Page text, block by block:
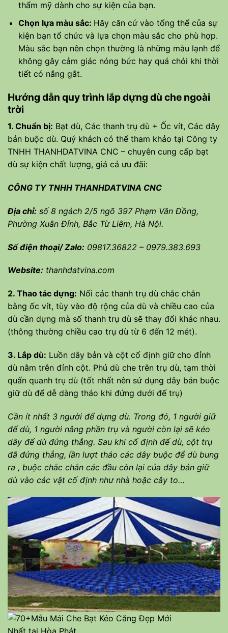
thẩm mỹ dành cho sự kiện của bạn.
Chọn lựa màu sắc: Hãy căn cứ vào tổng thể của sự
kiện bạn tổ chức và lựa chọn màu sắc cho phù hợp.
Màu sắc bạn nên chọn thường là những màu lạnh để
không gây cảm giác nóng bức hay quá chói khi thời
tiết có nắng gắt.
Hướng dẫn quy trình lắp dựng dù che ngoài
trời
1. Chuẩn bị: Bạt dù, Các thanh trụ dù + Ốc vít, Các dây
bản buộc dù. Quý khách có thể tham khảo tại Công ty
TNHH THANHDATVINA CNC – chuyên cung cấp bạt
dù sự kiện chất lượng, giá cả ưu đãi:
CÔNG TY TNHH THANHDATVINA CNC
Địa chỉ: số 8 ngách 2/5 ngõ 397 Phạm Văn Đồng,
Phường Xuân Đỉnh, Bắc Từ Liêm, Hà Nội.
Số điện thoại/ Zalo: 09817.36822 – 0979.383.693
Website: thanhdatvina.com
2. Thao tác dựng: Nối các thanh trụ dù chắc chắn
bằng ốc vít, tùy vào độ rộng của dù và chiều cao của
dù cần dựng mà số thanh trụ dù sẽ thay đổi khác nhau.
(thông thường chiều cao trụ dù từ 6 đến 12 mét).
3. Lắp dù: Luồn dây bản và cột cố định giữ cho đỉnh
dù nằm trên đỉnh cột. Phủ dù che trên trụ dù, tạm thời
quấn quanh trụ dù (tốt nhất nên sử dụng dây bản buộc
giữ dù để dễ dàng tháo khi đứng dưới đế trụ)
Cần ít nhất 3 người để dựng dù. Trong đó, 1 người giữ
đế dù, 1 người nâng phần trụ và người còn lại sẽ kéo
dây để dù đứng thẳng. Sau khi cố định đế dù, cột trụ
đã đứng thẳng, lần lượt tháo các dây buộc để dù bung
ra , buộc chắc chắn các đầu còn lại của dây bản giữ
dù vào các vật cố định như nhà hoặc cây to…